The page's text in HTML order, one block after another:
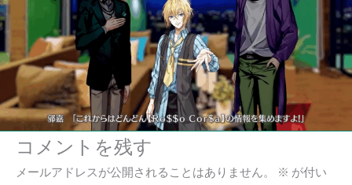
コメントを残す
メールアドレスが公開されることはありません。 ※ が付い